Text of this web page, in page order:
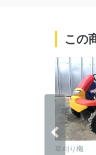
この
草刈り機
‹